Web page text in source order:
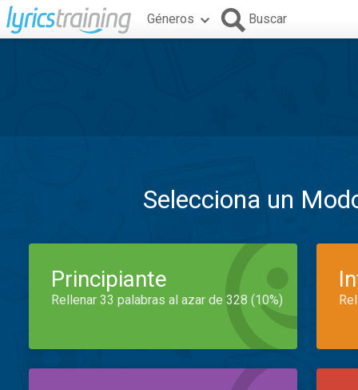
Géneros Buscar
Selecciona un
Principiante
Rellenar 33 palabras al azar de 328 (10%)